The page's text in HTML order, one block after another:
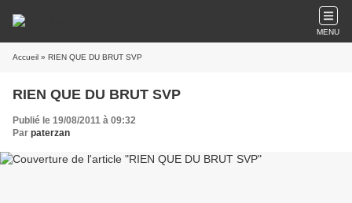
MENU
Accueil » RIEN QUE DU BRUT SVP
RIEN QUE DU BRUT SVP
Publié le 19/08/2011 à 09:32
Par paterzan